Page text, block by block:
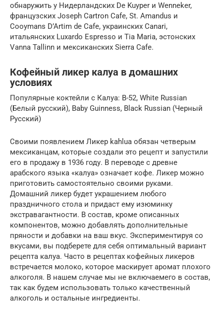
обнаружить у Нидерландских De Kuyper и Wenneker,
французских Joseph Cartron Cafe, St. Amandus и
Cooymans D’Artim de Cafe, украинских Canari,
итальянских Luxardo Espresso и Tia Maria, эстонских
Vanna Tallinn и мексиканских Sierra Cafe.
Кофейный ликер калуа в домашних
условиях
Популярные коктейли с Калуа: B-52, White Russian
(Белый русский), Baby Guinness, Black Russian (Черный
Русский)
Своими появлением Ликер kahlua обязан четверым
мексиканцам, которые создали это рецепт и запустили
его в продажу в 1936 году. В переводе с древне
арабского языка «калуа» означает кофе. Ликер можно
приготовить самостоятельно своими руками.
Домашний ликер будет украшением любого
праздничного стола и придаст ему изюминку
экстравагантности. В состав, кроме описанных
компонентов, можно добавлять дополнительные
пряности и добавки на ваш вкус. Экспериментируя со
вкусами, вы подберете для себя оптимальный вариант
рецепта калуа. Часто в рецептах кофейных ликеров
встречается молоко, которое маскирует аромат плохого
алкоголя. В нашем случае мы не включаемего в состав,
так как будем использовать только качественный
алкоголь и остальные ингредиенты.